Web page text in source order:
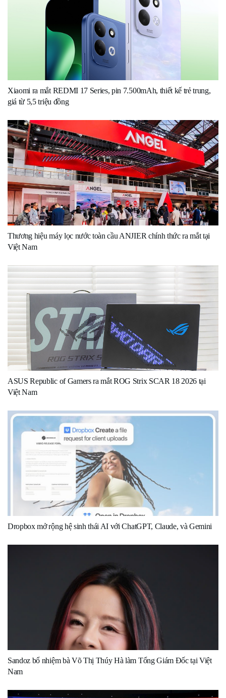
Xiaomi ra mắt REDMI 17 Series, pin 7.500mAh, thiết kế trẻ trung,
giá từ 5,5 triệu đồng
Thương hiệu máy lọc nước toàn cầu ANJIER chính thức ra mắt tại
Việt Nam
ASUS Republic of Gamers ra mắt ROG Strix SCAR 18 2026 tại
Việt Nam
Dropbox mở rộng hệ sinh thái AI với ChatGPT, Claude, và Gemini
Sandoz bổ nhiệm bà Võ Thị Thúy Hà làm Tổng Giám Đốc tại Việt
Nam